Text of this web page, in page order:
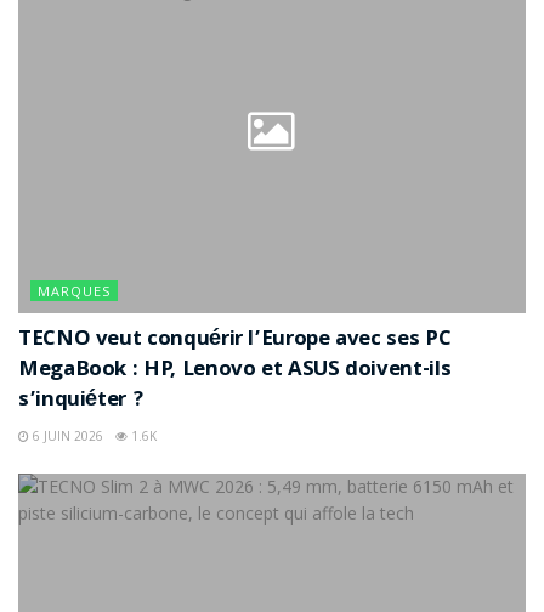
MARQUES
TECNO veut conquérir l’Europe avec ses PC
MegaBook : HP, Lenovo et ASUS doivent-ils
s’inquiéter ?
6 JUIN 2026 1.6K